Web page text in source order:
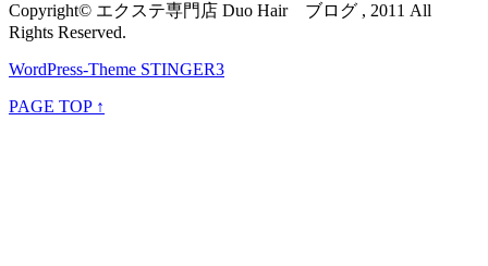
Copyright© エクステ専門店 Duo Hair ブログ , 2011 All
Rights Reserved.
WordPress-Theme STINGER3
PAGE TOP ↑